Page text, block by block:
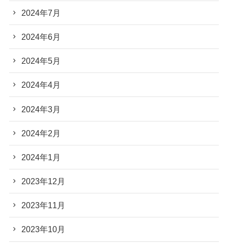
2024年7月
2024年6月
2024年5月
2024年4月
2024年3月
2024年2月
2024年1月
2023年12月
2023年11月
2023年10月